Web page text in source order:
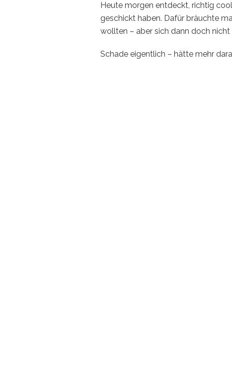
Heute morgen entdeckt, richtig
geschickt haben. Dafür bräuchte
wollten – aber sich dann doch nicht
Schade eigentlich – hätte mehr